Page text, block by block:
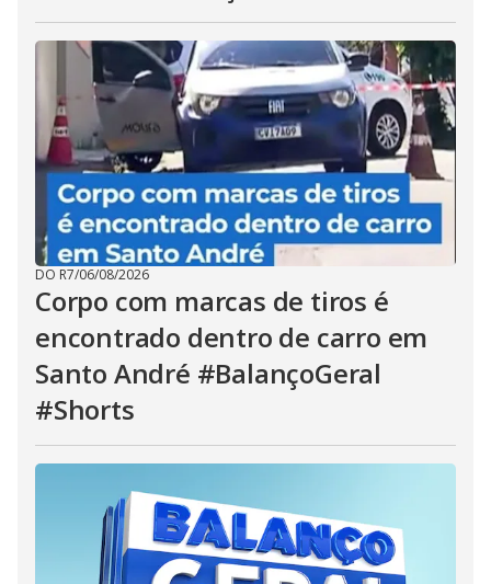
DO R7/06/08/2026
Corpo com marcas de tiros é
encontrado dentro de carro em
Santo André #BalançoGeral
#Shorts